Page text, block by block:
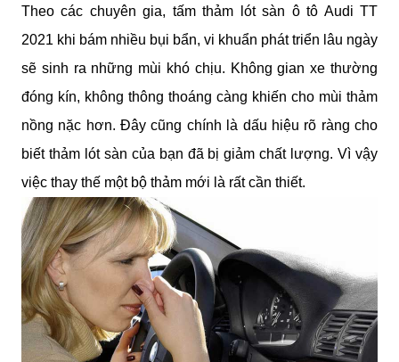
Theo các chuyên gia, tấm thảm lót sàn ô tô Audi TT
2021 khi bám nhiều bụi bẩn, vi khuẩn phát triển lâu ngày
sẽ sinh ra những mùi khó chịu. Không gian xe thường
đóng kín, không thông thoáng càng khiến cho mùi thảm
nồng nặc hơn. Đây cũng chính là dấu hiệu rõ ràng cho
biết thảm lót sàn của bạn đã bị giảm chất lượng. Vì vậy
việc thay thế một bộ thảm mới là rất cần thiết.